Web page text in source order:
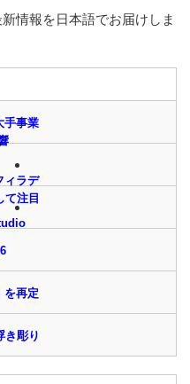
情報を日本語でお届けしま
手事業
ィラデ
注目
を再定
き彫り